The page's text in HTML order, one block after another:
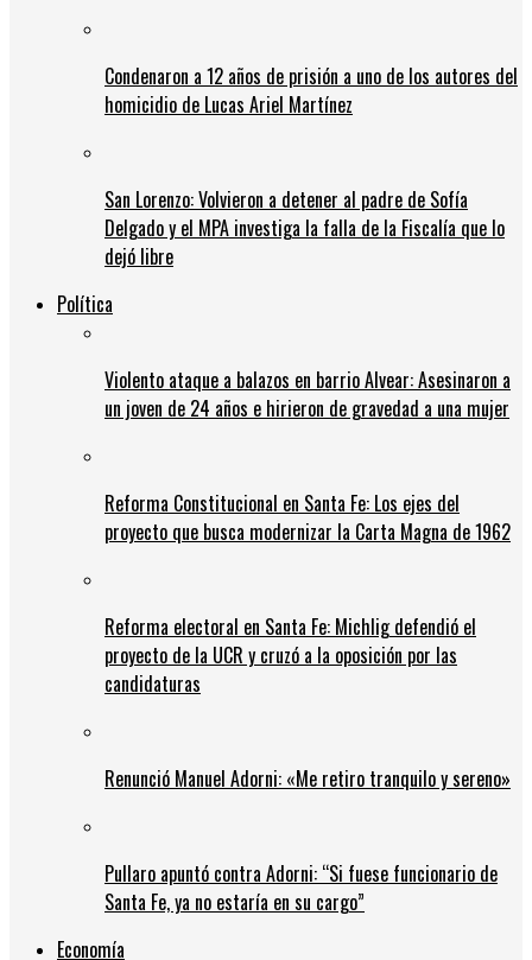
Condenaron a 12 años de prisión a uno de los autores del
homicidio de Lucas Ariel Martínez
San Lorenzo: Volvieron a detener al padre de Sofía
Delgado y el MPA investiga la falla de la Fiscalía que lo
dejó libre
Política
Violento ataque a balazos en barrio Alvear: Asesinaron a
un joven de 24 años e hirieron de gravedad a una mujer
Reforma Constitucional en Santa Fe: Los ejes del
proyecto que busca modernizar la Carta Magna de 1962
Reforma electoral en Santa Fe: Michlig defendió el
proyecto de la UCR y cruzó a la oposición por las
candidaturas
Renunció Manuel Adorni: «Me retiro tranquilo y sereno»
Pullaro apuntó contra Adorni: “Si fuese funcionario de
Santa Fe, ya no estaría en su cargo”
Economía